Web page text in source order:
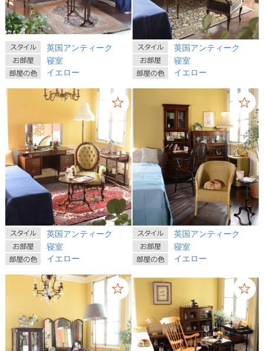
英国アンティーク
寝室
イエロー
英国アンティーク
寝室
イエロー
英国アンティーク
寝室
イエロー
英国アンティーク
寝室
イエロー